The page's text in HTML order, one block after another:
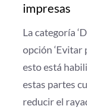
impresas
La categoría
opción ‘Evitar
esto está
estas partes
reducir el